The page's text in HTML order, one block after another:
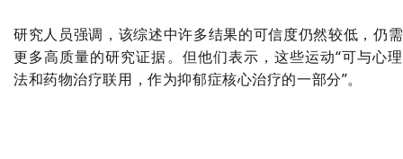
研究人员强调，该综述中许多结果的可信度仍然较低，仍
更多高质量的研究证据。但他们表示，这些运动“可与心
法和药物治疗联用，作为抑郁症核心治疗的一部分”。